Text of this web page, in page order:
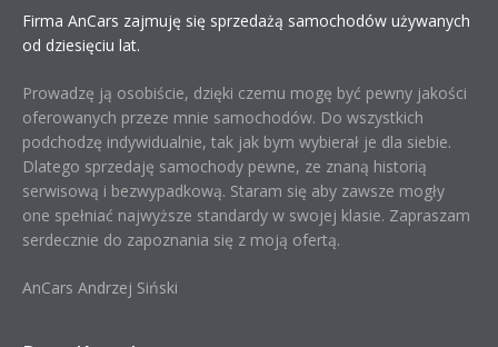
Firma AnCars zajmuję się sprzedażą samochodów używanych
od dziesięciu lat.
Prowadzę ją osobiście, dzięki czemu mogę być pewny jakości
oferowanych przeze mnie samochodów. Do wszystkich
podchodzę indywidualnie, tak jak bym wybierał je dla siebie.
Dlatego sprzedaję samochody pewne, ze znaną historią
serwisową i bezwypadkową. Staram się aby zawsze mogły
one spełniać najwyższe standardy w swojej klasie. Zapraszam
serdecznie do zapoznania się z moją ofertą.
AnCars Andrzej Siński